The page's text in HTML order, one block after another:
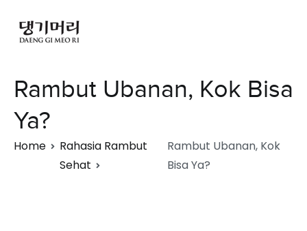
Rambut Ubanan, Kok Bisa
Ya?
Home
Rahasia Rambut
Sehat
Rambut Ubanan, Kok
Bisa Ya?